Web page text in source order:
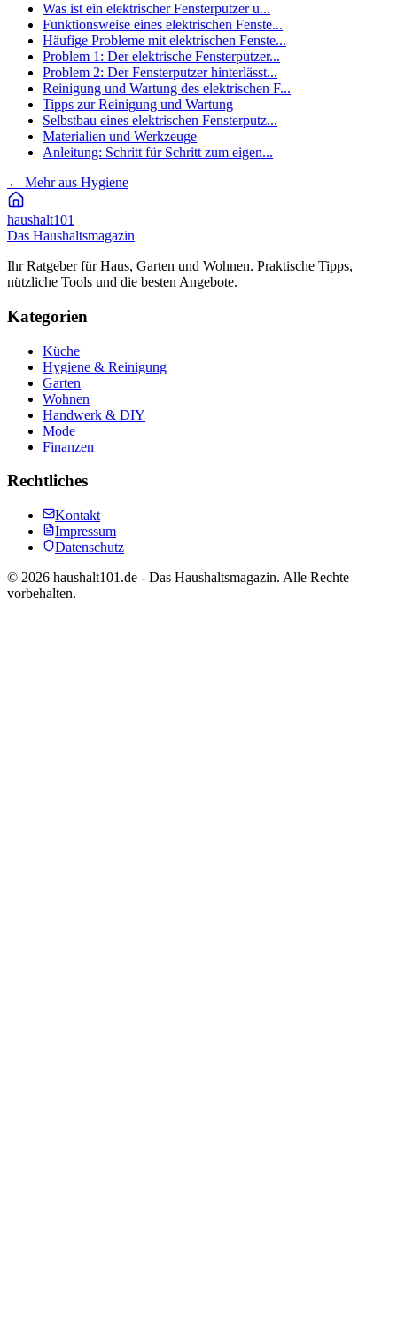
Was ist ein elektrischer Fensterputzer u...
Funktionsweise eines elektrischen Fenste...
Häufige Probleme mit elektrischen Fenste...
Problem 1: Der elektrische Fensterputzer...
Problem 2: Der Fensterputzer hinterlässt...
Reinigung und Wartung des elektrischen F...
Tipps zur Reinigung und Wartung
Selbstbau eines elektrischen Fensterputz...
Materialien und Werkzeuge
Anleitung: Schritt für Schritt zum eigen...
← Mehr aus Hygiene
haushalt101
Das Haushaltsmagazin
Ihr Ratgeber für Haus, Garten und Wohnen. Praktische Tipps,
nützliche Tools und die besten Angebote.
Kategorien
Küche
Hygiene & Reinigung
Garten
Wohnen
Handwerk & DIY
Mode
Finanzen
Rechtliches
Kontakt
Impressum
Datenschutz
© 2026 haushalt101.de - Das Haushaltsmagazin. Alle Rechte
vorbehalten.